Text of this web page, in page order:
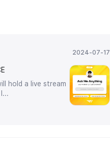
2024-07-17
hold a live stream